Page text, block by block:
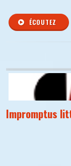
ÉCOUTEZ
Impromptus